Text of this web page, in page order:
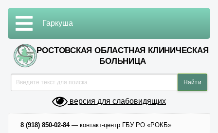
РОСТОВСКАЯ ОБЛАСТНАЯ КЛИНИЧЕСКАЯ
БОЛЬНИЦА
версия для слабовидящих
8 (918) 850-02-84— контакт-центр ГБУ РО «РОКБ»
Гаркуша